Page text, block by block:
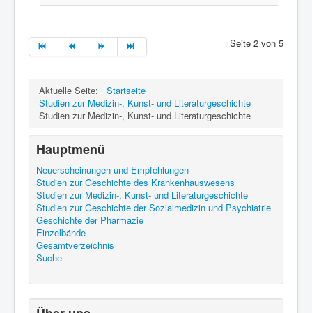
Seite 2 von 5
Aktuelle Seite:
Startseite
Studien zur Medizin-, Kunst- und Literaturgeschichte
Studien zur Medizin-, Kunst- und Literaturgeschichte
Hauptmenü
Neuerscheinungen und Empfehlungen
Studien zur Geschichte des Krankenhauswesens
Studien zur Medizin-, Kunst- und Literaturgeschichte
Studien zur Geschichte der Sozialmedizin und Psychiatrie
Geschichte der Pharmazie
Einzelbände
Gesamtverzeichnis
Suche